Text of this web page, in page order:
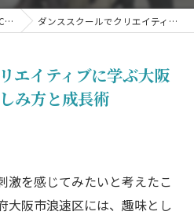
COLUMN ダンススクールでクリエイティブに学ぶ大阪府大阪市浪速区の楽しみ方と成長術
エイティブに学ぶ大阪
み方と成長術
激を感じてみたいと考えたこ
大阪市浪速区には、趣味とし